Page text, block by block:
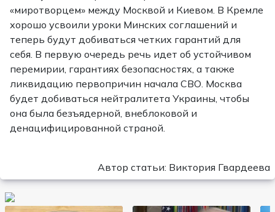
«миротворцем» между Москвой и Киевом. В Кремле
хорошо усвоили уроки Минских соглашений и
теперь будут добиваться четких гарантий для
себя. В первую очередь речь идет об устойчивом
перемирии, гарантиях безопасностях, а также
ликвидацию первопричин начала СВО. Москва
будет добиваться нейтралитета Украины, чтобы
она была безъядерной, внеблоковой и
денацифицированной страной.
Автор статьи: Виктория Гвардеева